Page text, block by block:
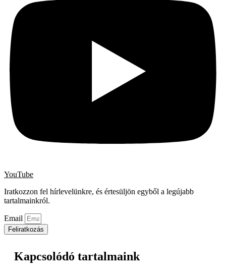
YouTube
Iratkozzon fel hírlevelünkre, és értesüljön egyből a legújabb
tartalmainkról.
Email
Feliratkozás
Kapcsolódó tartalmaink